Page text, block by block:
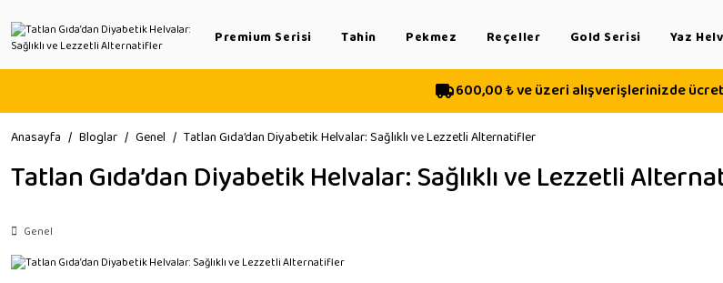
Premium Serisi Tahin Pekmez Reçeller Gold Serisi Yaz
600,00 ₺ ve üzeri alışverişlerinizde
Anasayfa Bloglar Genel Tatlan Gıda’dan Diyabetik Helvalar: Sağlıklı ve Lezzetli Alternatifler
Tatlan Gıda’dan Diyabetik Helvalar: Sağlıklı ve Lezzetli
Genel